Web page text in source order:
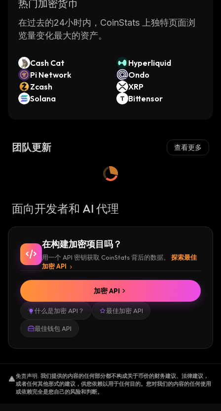
热门加密货币
在过去的24小时内，CoinStats 上独特页面浏
览量变化最大的资产。
Cash Cat
Hyperliquid
Pi Network
Ondo
Zcash
XRP
Solana
Bittensor
团队更新 查看更多
面向开发者和 AI 代理
在构建加密项目吗？
用一个 API 密钥获取 CoinStats 背后的数据。
探索最佳
加密 API
什么是加密 API？ 最佳加密 API
最佳钱包 API
加密 API
免责声明. 我们提供的内容的任何部分都不构成关于币价的财务建议、法律建议，
或者任何其他形式的建议，供您依赖以用于任何目的。您对我们的内容的任何使用
或依赖完全是您自己的风险和判断。